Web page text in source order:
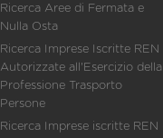
Ricerca Aree di Fermata e
Nulla Osta
Ricerca Imprese Iscritte REN
Autorizzate all'Esercizio della
Professione Trasporto
Persone
Ricerca Imprese iscritte REN